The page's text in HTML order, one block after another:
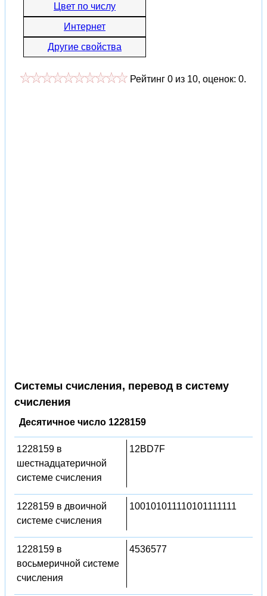
Цвет по числу
Интернет
Другие свойства
Рейтинг 0 из 10, оценок: 0.
Системы счисления, перевод в систему
счисления
Десятичное число 1228159
1228159 в
шестнадцатеричной
системе счисления
12BD7F
1228159 в двоичной
системе счисления
100101011110101111111
1228159 в
восьмеричной системе
счисления
4536577